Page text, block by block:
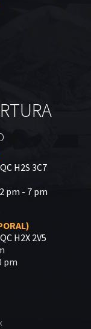
H2S 3C7
pm - 7 pm
H2X 2V5
pm